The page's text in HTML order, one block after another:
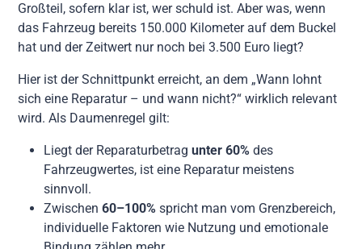
Großteil, sofern klar ist, wer schuld ist. Aber was, wenn
das Fahrzeug bereits 150.000 Kilometer auf dem Buckel
hat und der Zeitwert nur noch bei 3.500 Euro liegt?
Hier ist der Schnittpunkt erreicht, an dem „Wann lohnt
sich eine Reparatur – und wann nicht?“ wirklich relevant
wird. Als Daumenregel gilt:
Liegt der Reparaturbetragunter 60% des
Fahrzeugwertes, ist eine Reparatur meistens
sinnvoll.
Zwischen60–100% spricht man vom Grenzbereich,
individuelle Faktoren wie Nutzung und emotionale